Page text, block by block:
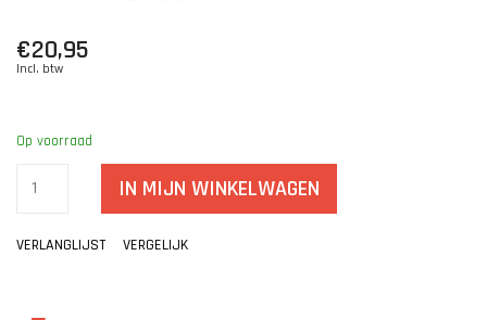
€20,95
Incl. btw
Op voorraad
IN MIJN WINKELWAGEN
VERLANGLIJST VERGELIJK